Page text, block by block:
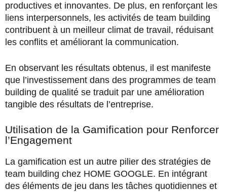
productives et innovantes. De plus, en renforçant les
liens interpersonnels, les activités de team building
contribuent à un meilleur climat de travail, réduisant
les conflits et améliorant la communication.
En observant les résultats obtenus, il est manifeste
que l’investissement dans des programmes de team
building de qualité se traduit par une amélioration
tangible des résultats de l’entreprise.
Utilisation de la Gamification pour Renforcer
l’Engagement
La gamification est un autre pilier des stratégies de
team building chez HOME GOOGLE. En intégrant
des éléments de jeu dans les tâches quotidiennes et